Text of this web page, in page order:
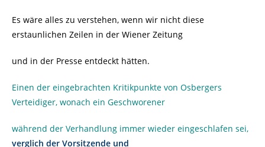
Es wäre alles zu verstehen, wenn wir nicht diese
erstaunlichen Zeilen in der Wiener Zeitung
und in der Presse entdeckt hätten.
Einen der eingebrachten Kritikpunkte von Osbergers
Verteidiger, wonach ein Geschworener
während der Verhandlung immer wieder eingeschlafen sei,
verglich der Vorsitzende und